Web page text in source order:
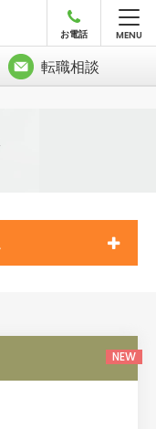
MENU
転職相談
お電話
NEW